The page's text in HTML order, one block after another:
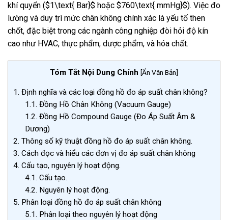
khí quyển ($1\text{ Bar}$ hoặc $760\text{ mmHg}$). Việc đo
lường và duy trì mức chân không chính xác là yếu tố then
chốt, đặc biệt trong các ngành công nghiệp đòi hỏi độ kín
cao như HVAC, thực phẩm, dược phẩm, và hóa chất.
Tóm Tắt Nội Dung Chính [Ẩn Văn Bản]
1. Định nghĩa và các loại đồng hồ đo áp suất chân không?
1.1. Đồng Hồ Chân Không (Vacuum Gauge)
1.2. Đồng Hồ Compound Gauge (Đo Áp Suất Âm &
Dương)
2. Thông số kỹ thuật đồng hồ đo áp suất chân không.
3. Cách đọc và hiểu các đơn vị đo áp suất chân không
4. Cấu tạo, nguyên lý hoạt động.
4.1. Cấu tạo.
4.2. Nguyên lý hoạt động.
5. Phân loại đồng hồ đo áp suất chân không
5.1. Phân loại theo nguyên lý hoạt động